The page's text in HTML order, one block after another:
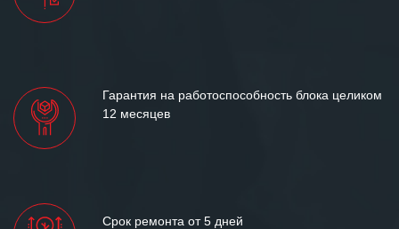
Гарантия на работоспособность блока целиком
12 месяцев
Срок ремонта от 5 дней